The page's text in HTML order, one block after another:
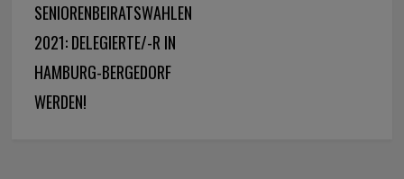
SENIORENBEIRATSWAHLEN
2021: DELEGIERTE/-R IN
HAMBURG-BERGEDORF
WERDEN!